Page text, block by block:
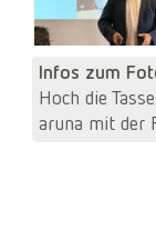
Infos zum
Hoch die
aruna mit der